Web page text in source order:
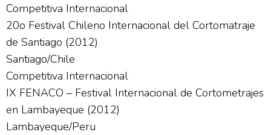
Competitiva Internacional
20o Festival Chileno Internacional del Cortomatraje
de Santiago (2012)
Santiago/Chile
Competitiva Internacional
IX FENACO – Festival Internacional de Cortometrajes
en Lambayeque (2012)
Lambayeque/Peru